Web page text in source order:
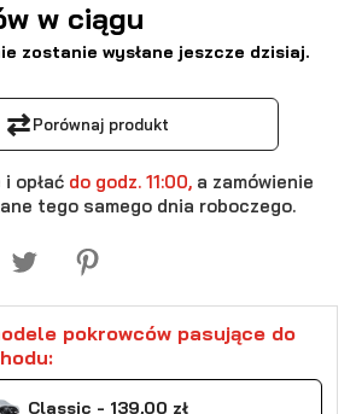
w ciągu
zostanie wysłane jeszcze dzisiaj.
⇄ Porównaj produkt
i opłać do godz. 11:00, a zamówienie
tego samego dnia roboczego.
pokrowców pasujące do
Classic - 139,00 zł